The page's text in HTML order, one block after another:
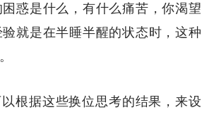
惑是什么，有什么痛苦，你渴望
就是在半睡半醒的状态时，这种
根据这些换位思考的结果，来设